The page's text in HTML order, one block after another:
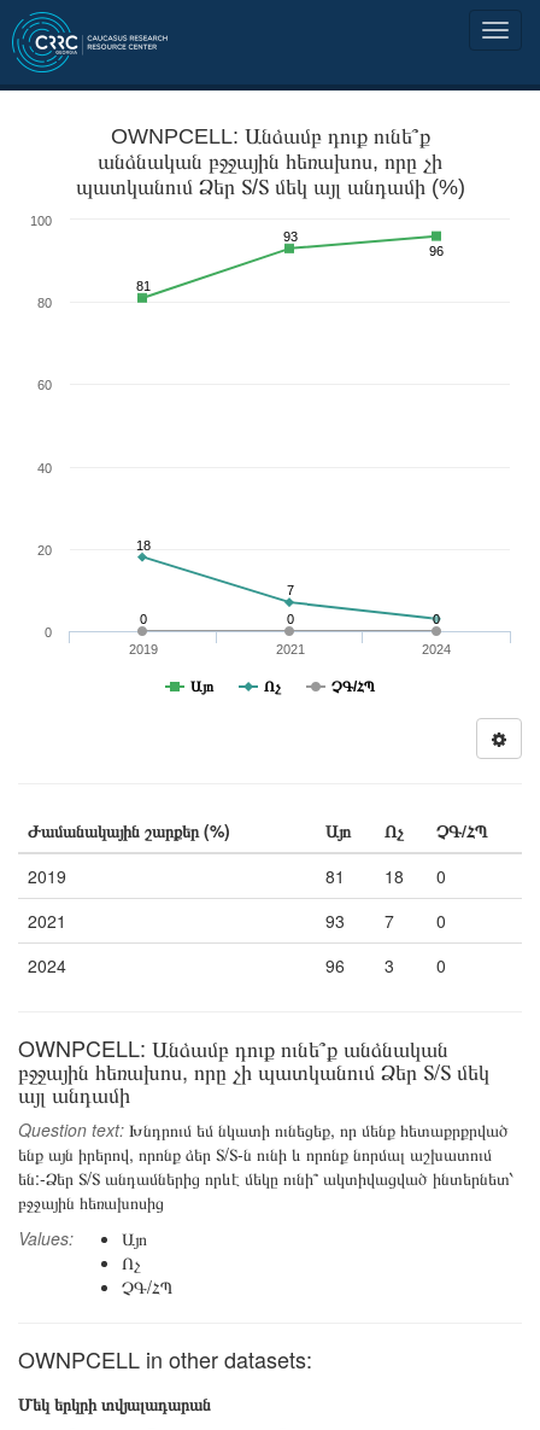
OWNPCELL: Անձամբ դուք ունե՞ք
անձնական բջջային հեռախոս, որը չի
պատկանում Ձեր Տ/Տ մեկ այլ անդամի (%)
0 0 0
18
7
81
93
96
Այո Ոչ ՉԳ/ՀՊ
2019 2021 2024
0
20
40
60
80
100
Ժամանակային շարքեր (%) Այո Ոչ
ՉԳ/ՀՊ
2019
81 18
0
2021
93 7
0
2024
96 3 0
OWNPCELL: Անձամբ դուք ունե՞ք անձնական
բջջային հեռախոս, որը չի պատկանում Ձեր Տ/Տ մեկ
այլ անդամի
Question text: Խնդրում եմ նկատի ունեցեք, որ մենք հետաքրքրված
ենք այն իրերով, որոնք ձեր Տ/Տ-ն ունի և որոնք նորմալ աշխատում
են:-Ձեր Տ/Տ անդամներից որևէ մեկը ունի՞ ակտիվացված ինտերնետ՝
բջջային հեռախոսից
Values:
Այո
Ոչ
ՉԳ/ՀՊ
OWNPCELL in other datasets:
Մեկ երկրի տվյալադարան